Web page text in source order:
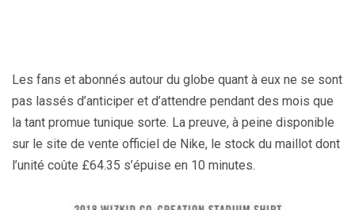
Les fans et abonnés autour du globe quant à eux ne se sont
pas lassés d’anticiper et d’attendre pendant des mois que
la tant promue tunique sorte. La preuve, à peine disponible
sur le site de vente officiel de Nike, le stock du maillot dont
l’unité coûte £64.35 s’épuise en 10 minutes.